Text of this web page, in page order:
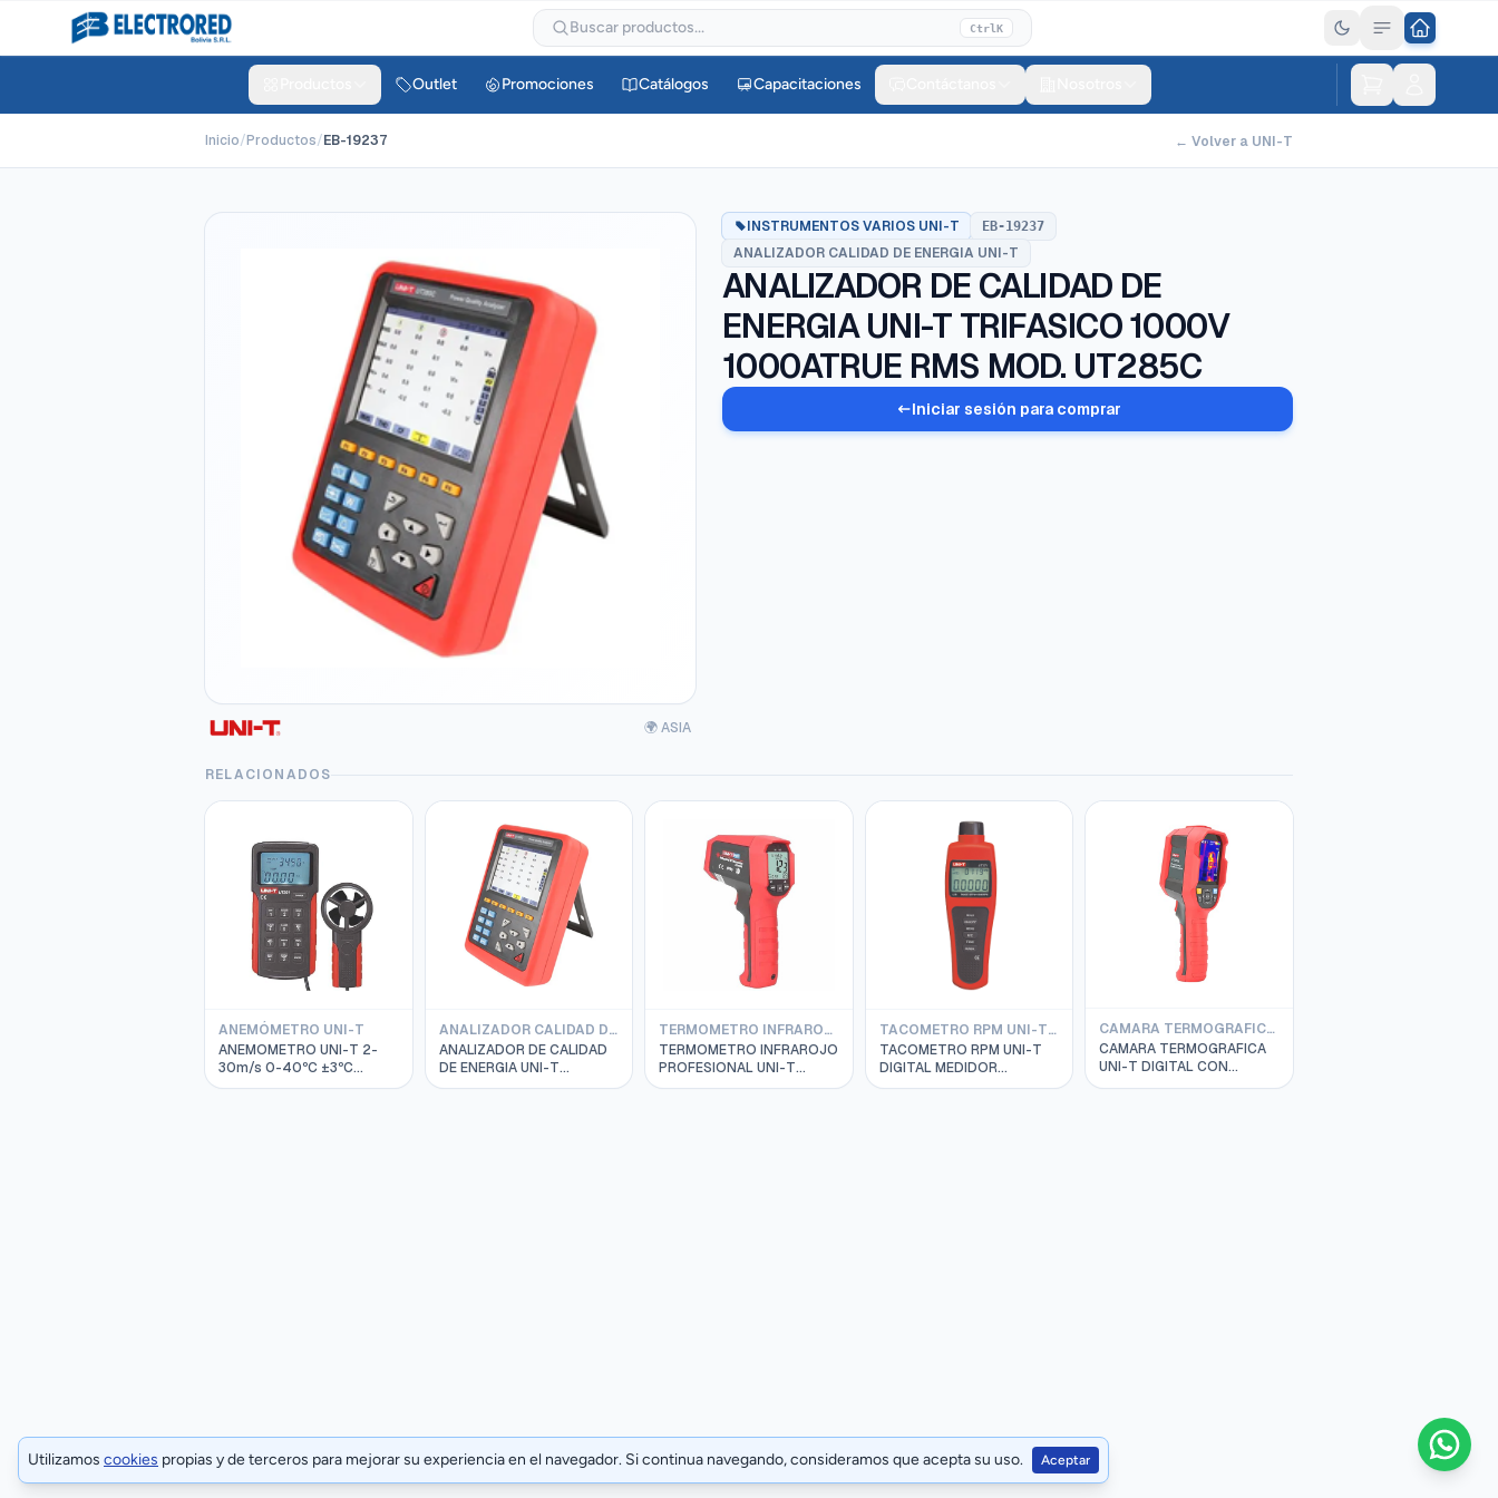
Buscar productos... Ctrl K
Outlet Promociones Catálogos Capacitaciones
Inicio/Productos/EB-19237 ← Volver a UNI-T
🌍 ASIA
INSTRUMENTOS VARIOS UNI-T EB-19237
ANALIZADOR CALIDAD DE ENERGIA UNI-T
ANALIZADOR DE CALIDAD DE
ENERGIA UNI-T TRIFASICO 1000V
1000ATRUE RMS MOD. UT285C
Iniciar sesión para comprar
RELACIONADOS
ANEMÓMETRO UNI-T
ANEMOMETRO UNI-T 2-
30m/s 0-40ºC ±3ºC
CABLE USB MOD. UT362
ANALIZADOR CALIDAD DE ENERGIA UNI-T
ANALIZADOR DE CALIDAD
DE ENERGIA UNI-T
TRIFASICO 1000V
TERMOMETRO INFRAROJO UNI-T
TERMOMETRO INFRAROJO
PROFESIONAL UNI-T
DIGITAL Modelo UT309C
TACOMETRO RPM UNI-T DIGITAL
TACOMETRO RPM UNI-T
DIGITAL MEDIDOR
VELOCIDAD DE ROTACION
CAMARA TERMOGRAFICA UNI-T
CAMARA TERMOGRAFICA
UNI-T DIGITAL CON
MEMORIA -20 a 550ºC
Utilizamos cookies propias y de terceros para mejorar su experiencia en el navegador. Si continua navegando, consideramos que acepta su uso. Aceptar